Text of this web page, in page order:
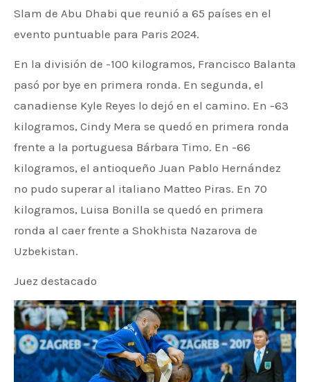
Slam de Abu Dhabi que reunió a 65 países en el
evento puntuable para Paris 2024.
En la división de -100 kilogramos, Francisco Balanta
pasó por bye en primera ronda. En segunda, el
canadiense Kyle Reyes lo dejó en el camino. En -63
kilogramos, Cindy Mera se quedó en primera ronda
frente a la portuguesa Bárbara Timo. En -66
kilogramos, el antioqueño Juan Pablo Hernández
no pudo superar al italiano Matteo Piras. En 70
kilogramos, Luisa Bonilla se quedó en primera
ronda al caer frente a Shokhista Nazarova de
Uzbekistan.
Juez destacado